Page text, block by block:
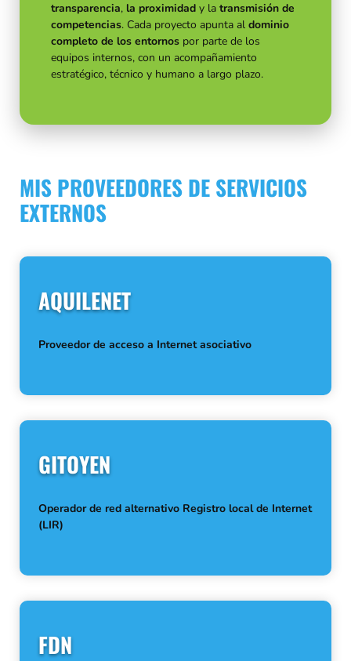
transparencia, la proximidad y la transmisión de
competencias. Cada proyecto apunta al dominio
completo de los entornos por parte de los
equipos internos, con un acompañamiento
estratégico, técnico y humano a largo plazo.
MIS PROVEEDORES DE SERVICIOS
EXTERNOS
AQUILENET
Proveedor de acceso a Internet asociativo
GITOYEN
Operador de red alternativo Registro local de Internet
(LIR)
FDN